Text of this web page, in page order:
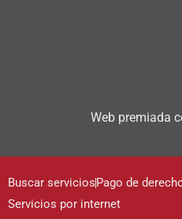
Web premiada
Buscar serviciosPago de
Servicios por internet